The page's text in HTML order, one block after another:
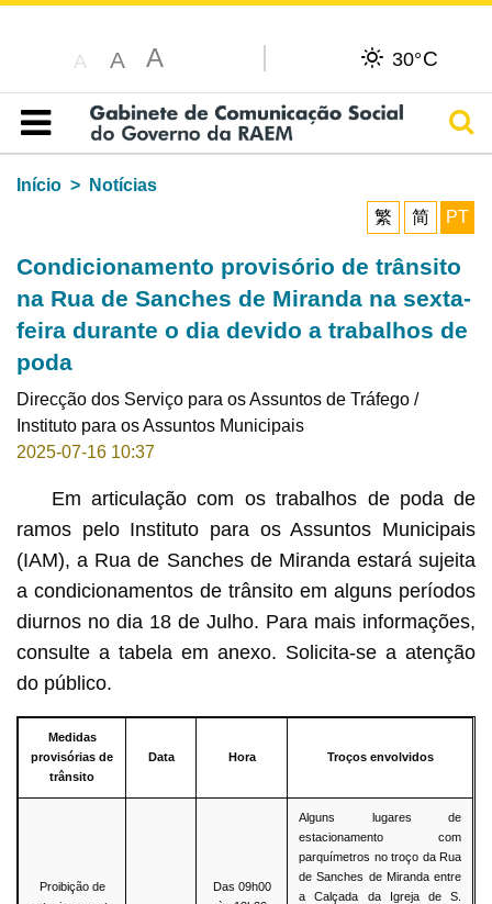
A A A 30°C
Índice
Início
Notícias
繁
简 PT
Condicionamento provisório de trânsito
na Rua de Sanches de Miranda na sexta-
feira durante o dia devido a trabalhos de
poda
Direcção dos Serviço para os Assuntos de Tráfego /
Instituto para os Assuntos Municipais
2025-07-16 10:37
Em articulação com os trabalhos de poda de
ramos pelo Instituto para os Assuntos Municipais
(IAM), a Rua de Sanches de Miranda estará sujeita
a condicionamentos de trânsito em alguns períodos
diurnos no dia 18 de Julho. Para mais informações,
consulte a tabela em anexo. Solicita-se a atenção
do público.
Medidas
provisórias de
trânsito
Data Hora Troços envolvidos
Proibição de
Das 09h00
Alguns lugares de
estacionamento com
parquímetros no troço da Rua
de Sanches de Miranda entre
a Calçada da Igreja de S.